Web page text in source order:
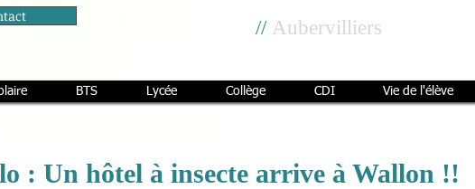
//Aubervilliers
BTS Lycée Collège CDI Vie de l'élève
: Un hôtel à insecte arrive à Wallon !!